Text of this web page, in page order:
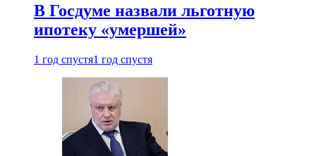
В Госдуме назвали льготную
ипотеку «умершей»
1 год спустя1 год спустя